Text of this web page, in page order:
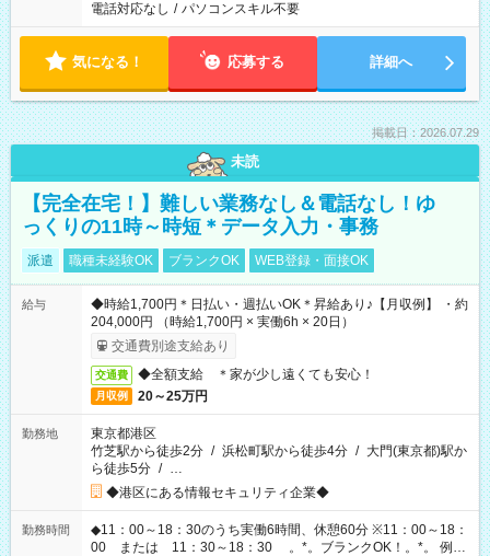
電話対応なし / パソコンスキル不要
気になる！ 応募する 詳細へ
掲載日：2026.07.29
未読
【完全在宅！】難しい業務なし＆電話なし！ゆ
っくりの11時～時短＊データ入力・事務
派遣 職種未経験OK ブランクOK WEB登録・面接OK
給与
◆時給1,700円＊日払い・週払いOK＊昇給あり♪【月収例】 ・約
204,000円 （時給1,700円 × 実働6h × 20日）
交通費別途支給あり
交通費 ◆全額支給 ＊家が少し遠くても安心！
月収例 20～25万円
勤務地
東京都港区
竹芝駅から徒歩2分 / 浜松町駅から徒歩4分 / 大門(東京都)駅か
ら徒歩5分 / …
◆港区にある情報セキュリティ企業◆
勤務時間
◆11：00～18：30のうち実働6時間、休憩60分 ※11：00～18：
00 または 11：30～18：30 。*。ブランクOK！。*。 例え